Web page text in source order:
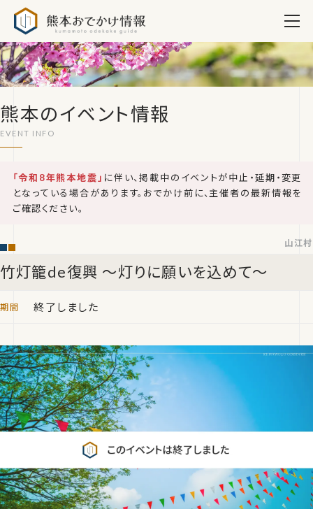
熊本のイベント情報
「令和8年熊本地震」 に伴い、掲載中のイベントが中止・延期・変更
となっている場合があります。おでかけ前に、主催者の最新情報を
ご確認ください。
竹灯籠de復興 ～灯りに願いを込めて～
山江村
終了しました